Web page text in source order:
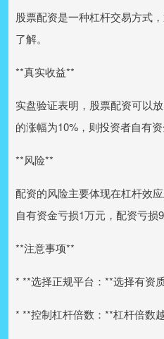
股票配资是一种杠杆交易方式
了解。
**真实收益**
实盘验证表明，股票配资可以
的涨幅为10%，则投资者自有
**风险**
配资的风险主要体现在杠杆效
自有资金亏损1万元，配资亏损
**注意事项**
* **选择正规平台：**选择有资
* **控制杠杆倍数：**杠杆倍数